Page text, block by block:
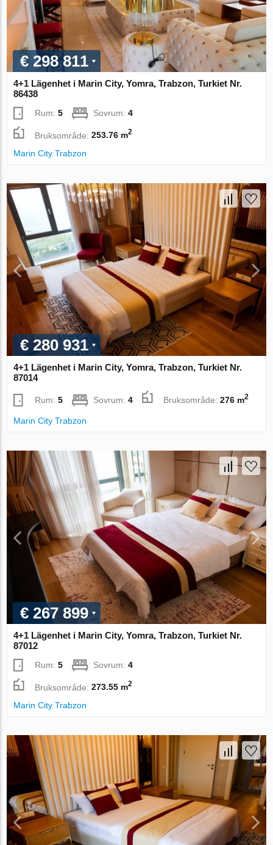
€ 298 811
4+1 Lägenhet i Marin City, Yomra, Trabzon, Turkiet Nr.
86438
Rum:5 Sovrum:4
Bruksområde:253.76 m2
Marin City Trabzon
€ 280 931
4+1 Lägenhet i Marin City, Yomra, Trabzon, Turkiet Nr.
87014
Rum:5 Sovrum:4 Bruksområde:276 m2
Marin City Trabzon
€ 267 899
4+1 Lägenhet i Marin City, Yomra, Trabzon, Turkiet Nr.
87012
Rum:5 Sovrum:4
Bruksområde:273.55 m2
Marin City Trabzon